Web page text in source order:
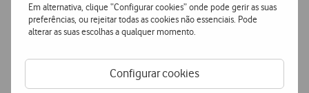
Em alternativa, clique “Configurar cookies” onde pode gerir as suas
preferências, ou rejeitar todas as cookies não essenciais. Pode
alterar as suas escolhas a qualquer momento.
Configurar cookies
X-Ray
Funcionalidade que permite obter informação detalhada sobre os
atores ou a música da cena que se está a ver.